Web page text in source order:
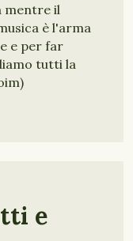
mentre il
è l'arma
e per far
tutti la
e